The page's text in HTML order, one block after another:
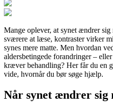
Mange oplever, at synet ændrer
sværere at læse, kontraster virker
synes mere matte. Men hvordan
aldersbetingede forandringer –
kræver behandling? Her får du en
vide, hvornår du bør søge hjælp.
Når synet ændrer sig